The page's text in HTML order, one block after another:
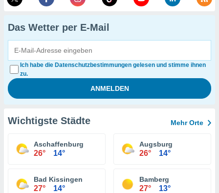
Das Wetter per E-Mail
Ich habe die Datenschutzbestimmungen gelesen und stimme ihnen
zu.
Wichtigste Städte Mehr Orte
Aschaffenburg
26° 14°
Augsburg
26° 14°
Bad Kissingen
27° 14°
Bamberg
27° 13°